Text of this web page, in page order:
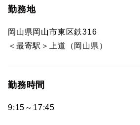
勤務地
岡山県岡山市東区鉄316
＜最寄駅＞上道（岡山県）
勤務時間
9:15～17:45